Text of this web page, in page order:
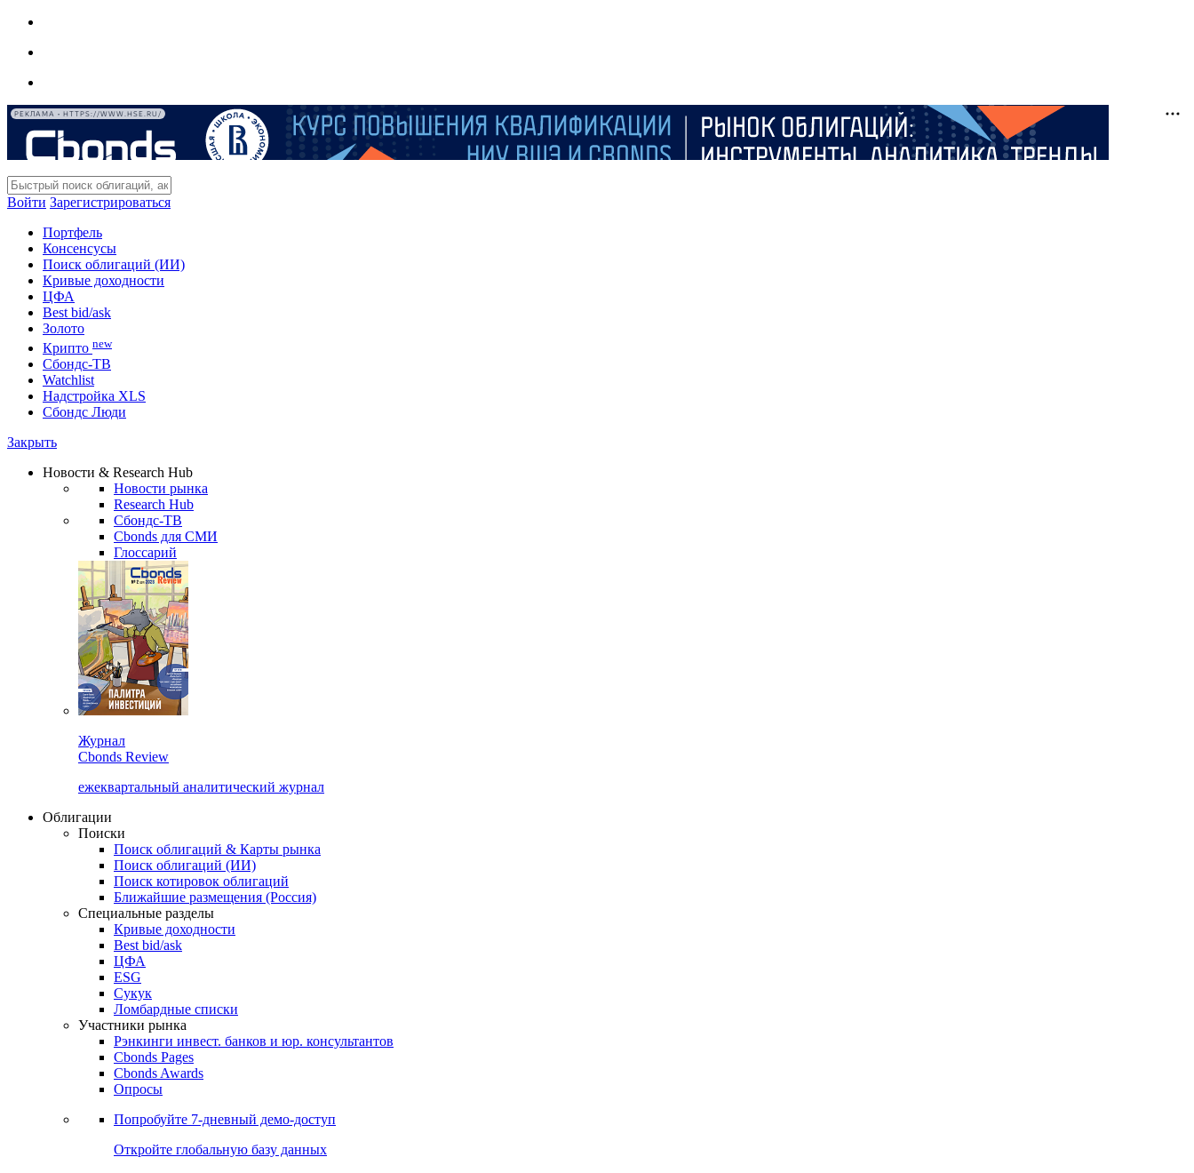
РЕКЛАМА • HTTPS://WWW.HSE.RU/
Войти Зарегистрироваться
Портфель
Консенсусы
Поиск облигаций (ИИ)
Кривые доходности
ЦФА
Best bid/ask
Золото
Крипто new
Сбондс-ТВ
Watchlist
Надстройка XLS
Сбондс Люди
Закрыть
Новости & Research Hub
Новости рынка
Research Hub
Сбондс-ТВ
Cbonds для СМИ
Глоссарий
Журнал
Cbonds Review
ежеквартальный аналитический журнал
Облигации
Поиски
Поиск облигаций & Карты рынка
Поиск облигаций (ИИ)
Поиск котировок облигаций
Ближайшие размещения (Россия)
Специальные разделы
Кривые доходности
Best bid/ask
ЦФА
ESG
Сукук
Ломбардные списки
Участники рынка
Рэнкинги инвест. банков и юр. консультантов
Cbonds Pages
Cbonds Awards
Опросы
Попробуйте 7-дневный демо-доступ
Откройте глобальную базу данных